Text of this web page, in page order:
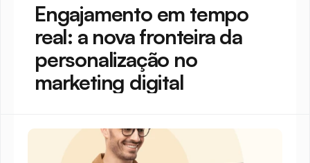
Engajamento em tempo
real: a nova fronteira da
personalização no
marketing digital